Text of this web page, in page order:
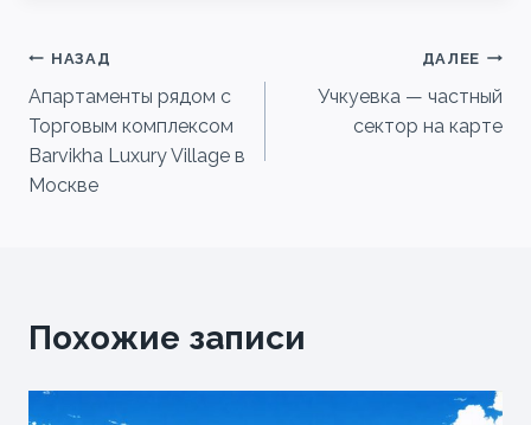
Навигация
по
записям
НАЗАД
Апартаменты рядом с
Торговым комплексом
Barvikha Luxury Village в
Москве
ДАЛЕЕ
Учкуевка — частный
сектор на карте
Похожие записи